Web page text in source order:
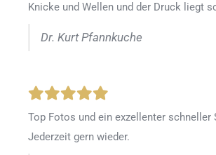
Knicke und Wellen und der Druck liegt
Dr. Kurt Pfannkuche
Top Fotos und ein exzellenter schneller
Jederzeit gern wieder.